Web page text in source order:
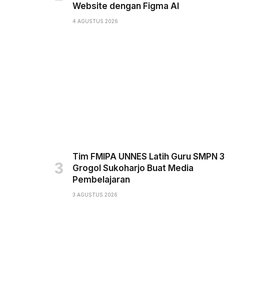
Website dengan Figma AI
4 AGUSTUS 2026
Tim FMIPA UNNES Latih Guru SMPN 3
Grogol Sukoharjo Buat Media
Pembelajaran
3 AGUSTUS 2026